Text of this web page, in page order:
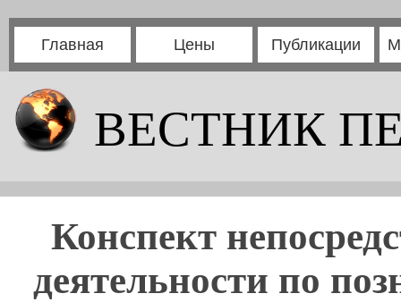
Главная Цены Публикации
ВЕСТНИК
Конспект
деятельности по